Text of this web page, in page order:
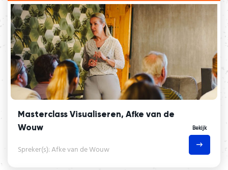
Masterclass Visualiseren, Afke van de
Wouw
Spreker(s): Afke van de Wouw
Bekijk